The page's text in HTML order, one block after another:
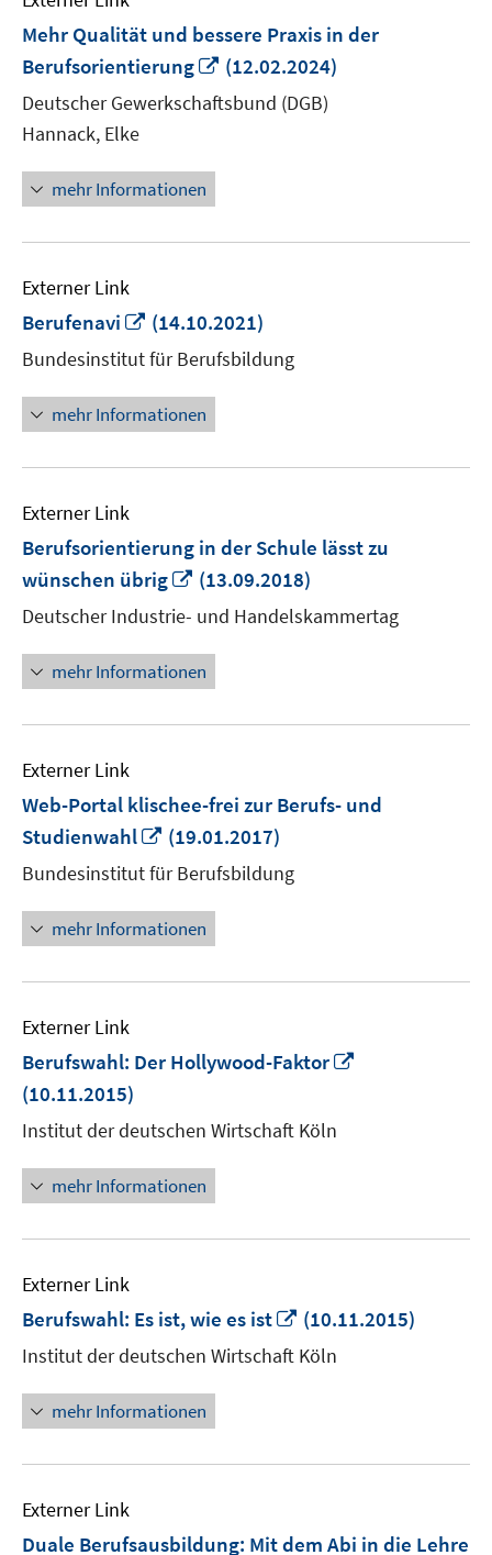
Mehr Qualität und bessere Praxis in der
Berufsorientierung
In
neuem
Fenster
(12.02.2024)
Deutscher Gewerkschaftsbund (DGB)
Hannack, Elke
mehr Informationen
Externer Link
Berufenavi
In
neuem
Fenster
öffnen
(14.10.2021)
Bundesinstitut für Berufsbildung
mehr Informationen
Externer Link
Berufsorientierung in der Schule lässt zu
wünschen übrig
In
neuem
Fenster
öffnen
(13.09.2018)
Deutscher Industrie- und Handelskammertag
mehr Informationen
Externer Link
Web-Portal klischee-frei zur Berufs- und
Studienwahl
In
neuem
Fenster
öffnen
(19.01.2017)
Bundesinstitut für Berufsbildung
mehr Informationen
Externer Link
Berufswahl: Der Hollywood-Faktor
(10.11.2015)
Institut der deutschen Wirtschaft Köln
mehr Informationen
Externer Link
Berufswahl: Es ist, wie es ist
In
neuem
Fenster
(10.11.2015)
Institut der deutschen Wirtschaft Köln
mehr Informationen
Externer Link
Duale Berufsausbildung: Mit dem Abi in die Lehre